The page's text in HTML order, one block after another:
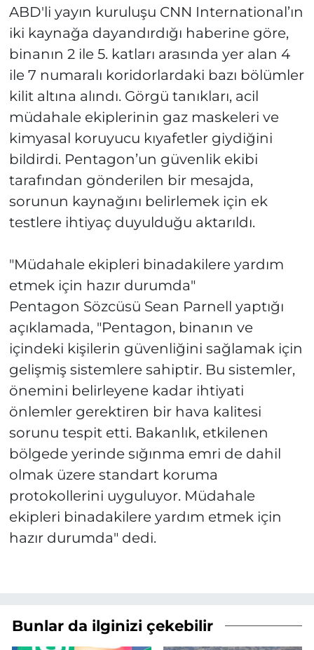
ABD'li yayın kuruluşu CNN International’ın
iki kaynağa dayandırdığı haberine göre,
binanın 2 ile 5. katları arasında yer alan 4
ile 7 numaralı koridorlardaki bazı bölümler
kilit altına alındı. Görgü tanıkları, acil
müdahale ekiplerinin gaz maskeleri ve
kimyasal koruyucu kıyafetler giydiğini
bildirdi. Pentagon’un güvenlik ekibi
tarafından gönderilen bir mesajda,
sorunun kaynağını belirlemek için ek
testlere ihtiyaç duyulduğu aktarıldı.
"Müdahale ekipleri binadakilere yardım
etmek için hazır durumda"
Pentagon Sözcüsü Sean Parnell yaptığı
açıklamada, "Pentagon, binanın ve
içindeki kişilerin güvenliğini sağlamak için
gelişmiş sistemlere sahiptir. Bu sistemler,
önemini belirleyene kadar ihtiyati
önlemler gerektiren bir hava kalitesi
sorunu tespit etti. Bakanlık, etkilenen
bölgede yerinde sığınma emri de dahil
olmak üzere standart koruma
protokollerini uyguluyor. Müdahale
ekipleri binadakilere yardım etmek için
hazır durumda" dedi.
Bunlar da ilginizi çekebilir